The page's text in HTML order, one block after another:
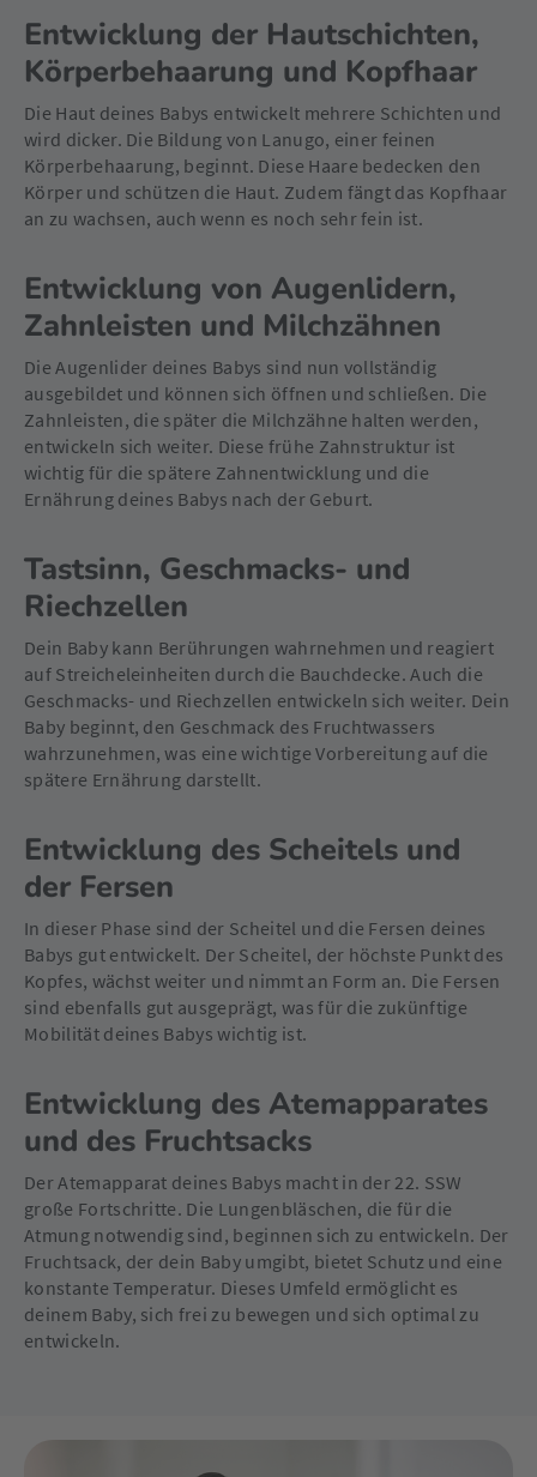
Entwicklung der Hautschichten,
Körperbehaarung und Kopfhaar
Die Haut deines Babys entwickelt mehrere Schichten und
wird dicker. Die Bildung von Lanugo, einer feinen
Körperbehaarung, beginnt. Diese Haare bedecken den
Körper und schützen die Haut. Zudem fängt das Kopfhaar
an zu wachsen, auch wenn es noch sehr fein ist.
Entwicklung von Augenlidern,
Zahnleisten und Milchzähnen
Die Augenlider deines Babys sind nun vollständig
ausgebildet und können sich öffnen und schließen. Die
Zahnleisten, die später die Milchzähne halten werden,
entwickeln sich weiter. Diese frühe Zahnstruktur ist
wichtig für die spätere Zahnentwicklung und die
Ernährung deines Babys nach der Geburt.
Tastsinn, Geschmacks- und
Riechzellen
Dein Baby kann Berührungen wahrnehmen und reagiert
auf Streicheleinheiten durch die Bauchdecke. Auch die
Geschmacks- und Riechzellen entwickeln sich weiter. Dein
Baby beginnt, den Geschmack des Fruchtwassers
wahrzunehmen, was eine wichtige Vorbereitung auf die
spätere Ernährung darstellt.
Entwicklung des Scheitels und
der Fersen
In dieser Phase sind der Scheitel und die Fersen deines
Babys gut entwickelt. Der Scheitel, der höchste Punkt des
Kopfes, wächst weiter und nimmt an Form an. Die Fersen
sind ebenfalls gut ausgeprägt, was für die zukünftige
Mobilität deines Babys wichtig ist.
Entwicklung des Atemapparates
und des Fruchtsacks
Der Atemapparat deines Babys macht in der 22. SSW
große Fortschritte. Die Lungenbläschen, die für die
Atmung notwendig sind, beginnen sich zu entwickeln. Der
Fruchtsack, der dein Baby umgibt, bietet Schutz und eine
konstante Temperatur. Dieses Umfeld ermöglicht es
deinem Baby, sich frei zu bewegen und sich optimal zu
entwickeln.